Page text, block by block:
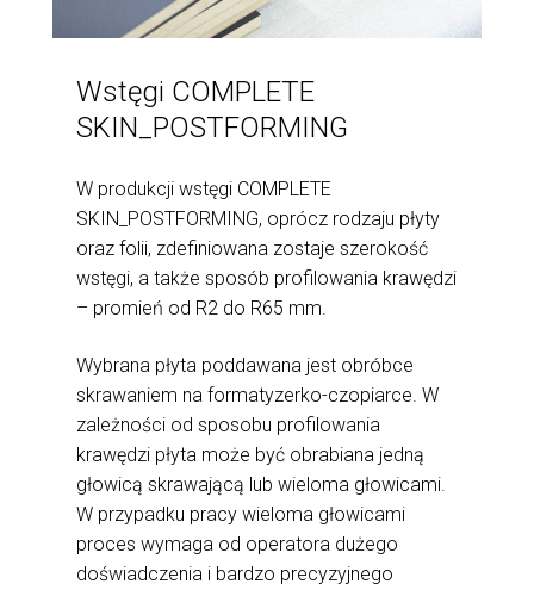
Wstęgi COMPLETE
SKIN_POSTFORMING
W produkcji wstęgi COMPLETE
SKIN_POSTFORMING, oprócz rodzaju płyty
oraz folii, zdefiniowana zostaje szerokość
wstęgi, a także sposób profilowania krawędzi
– promień od R2 do R65 mm.
Wybrana płyta poddawana jest obróbce
skrawaniem na formatyzerko-czopiarce. W
zależności od sposobu profilowania
krawędzi płyta może być obrabiana jedną
głowicą skrawającą lub wieloma głowicami.
W przypadku pracy wieloma głowicami
proces wymaga od operatora dużego
doświadczenia i bardzo precyzyjnego